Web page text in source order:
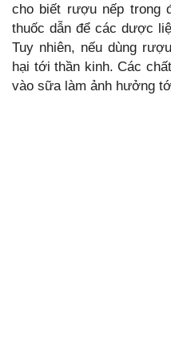
cho biết rượu nếp trong
thuốc dẫn để các dược
Tuy nhiên, nếu dùng
hại tới thần kinh. Các
vào sữa làm ảnh hưởng